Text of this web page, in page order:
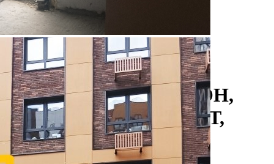
Аренда
117474 - Г. МОСКВА,
КОММУНАРКА РАЙОН,
КУПРИНА ПРОСПЕКТ,
Д.30К1